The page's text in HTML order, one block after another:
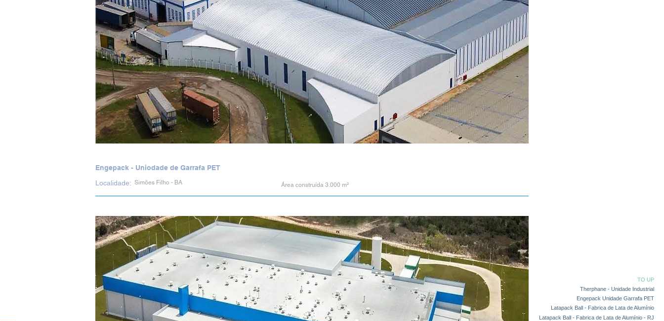
TO UP
Therphane - Unidade Industrial
Engepack Unidade Garrafa PET
Latapack Ball - Fabrica de Lata de Alumínio
Latapack Ball - Fabrica de Lata de Alumínio - RJ
Engepack - Uniodade de Garrafa PET
Localidade: Simões Filho - BA Área construída 3.000 m²